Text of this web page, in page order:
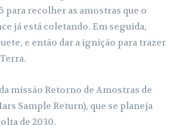
para recolher as amostras que o
já está coletando. Em seguida,
e então dar a ignição para trazer
missão Retorno de Amostras de
Sample Return), que se planeja
de 2030.